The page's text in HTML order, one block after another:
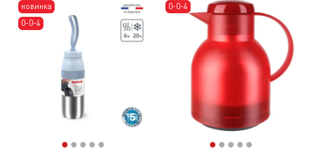
новинка
0-0-4
●● ● ● ●
0-0-4
●● ● ● ●